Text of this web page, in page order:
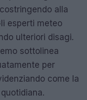
alla
esperti meteo
ulteriori disagi.
sottolinea
per
come la